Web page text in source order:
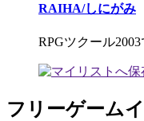
RAIHA/しにがみ
RPGツクール
フリーゲーム